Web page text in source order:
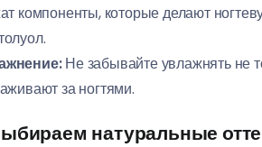
компоненты, которые делают
Не забывайте увлажнять не
за ногтями.
натуральные